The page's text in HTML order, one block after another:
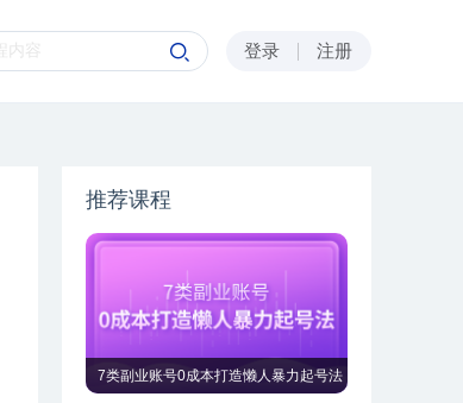
登录 注册
推荐课程
7类副业账号0成本打造懒人暴力起号法